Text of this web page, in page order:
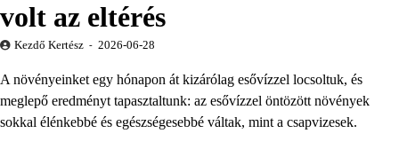
volt az eltérés
Kezdő Kertész 2026-06-28
A növényeinket egy hónapon át kizárólag esővízzel locsoltuk, és
meglepő eredményt tapasztaltunk: az esővízzel öntözött növények
sokkal élénkebbé és egészségesebbé váltak, mint a csapvizesek.